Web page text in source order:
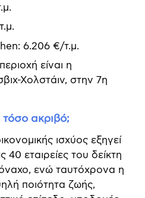
6.206 €/τ.μ.
είναι η
Χολστάιν, στην 7η
τόσο ακριβό;
ισχύος εξηγεί
εταιρείες του δείκτη
ενώ ταυτόχρονα η
ποιότητα ζωής,